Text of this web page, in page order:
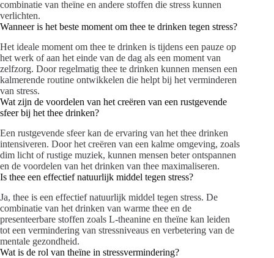
combinatie van theïne en andere stoffen die stress kunnen
verlichten.
Wanneer is het beste moment om thee te drinken tegen stress?
Het ideale moment om thee te drinken is tijdens een pauze op
het werk of aan het einde van de dag als een moment van
zelfzorg. Door regelmatig thee te drinken kunnen mensen een
kalmerende routine ontwikkelen die helpt bij het verminderen
van stress.
Wat zijn de voordelen van het creëren van een rustgevende
sfeer bij het thee drinken?
Een rustgevende sfeer kan de ervaring van het thee drinken
intensiveren. Door het creëren van een kalme omgeving, zoals
dim licht of rustige muziek, kunnen mensen beter ontspannen
en de voordelen van het drinken van thee maximaliseren.
Is thee een effectief natuurlijk middel tegen stress?
Ja, thee is een effectief natuurlijk middel tegen stress. De
combinatie van het drinken van warme thee en de
presenteerbare stoffen zoals L-theanine en theïne kan leiden
tot een vermindering van stressniveaus en verbetering van de
mentale gezondheid.
Wat is de rol van theïne in stressvermindering?